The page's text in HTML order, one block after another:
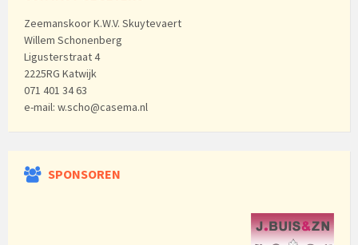
Zeemanskoor K.W.V. Skuytevaert
Willem Schonenberg
Ligusterstraat 4
2225RG Katwijk
071 401 34 63
e-mail: w.scho@casema.nl
SPONSOREN